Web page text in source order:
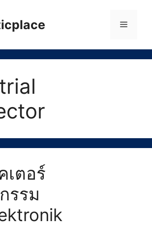
Menu
เตอร์
รรม